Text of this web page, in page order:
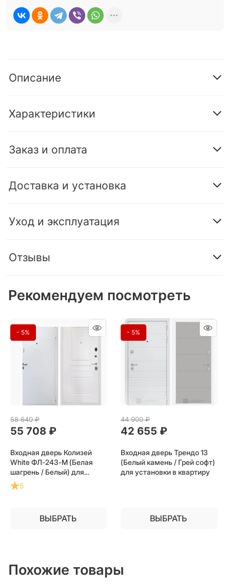
Описание
Характеристики
Заказ и оплата
Доставка и установка
Уход и эксплуатация
Отзывы
Рекомендуем посмотреть
- 5%
58 640 ₽
55 708 ₽
Входная дверь Колизей
White ФЛ-243-М (Белая
шагрень / Белый) для
установки в квартиру
5
ВЫБРАТЬ
- 5%
44 900 ₽
42 655 ₽
Входная дверь Трендо 13
(Белый камень / Грей софт)
для установки в квартиру
ВЫБРАТЬ
Похожие товары